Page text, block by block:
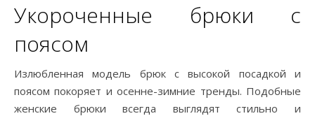
Укороченные брюки с
поясом
Излюбленная модель брюк с высокой посадкой и
поясом покоряет и осенне-зимние тренды. Подобные
женские брюки всегда выглядят стильно и